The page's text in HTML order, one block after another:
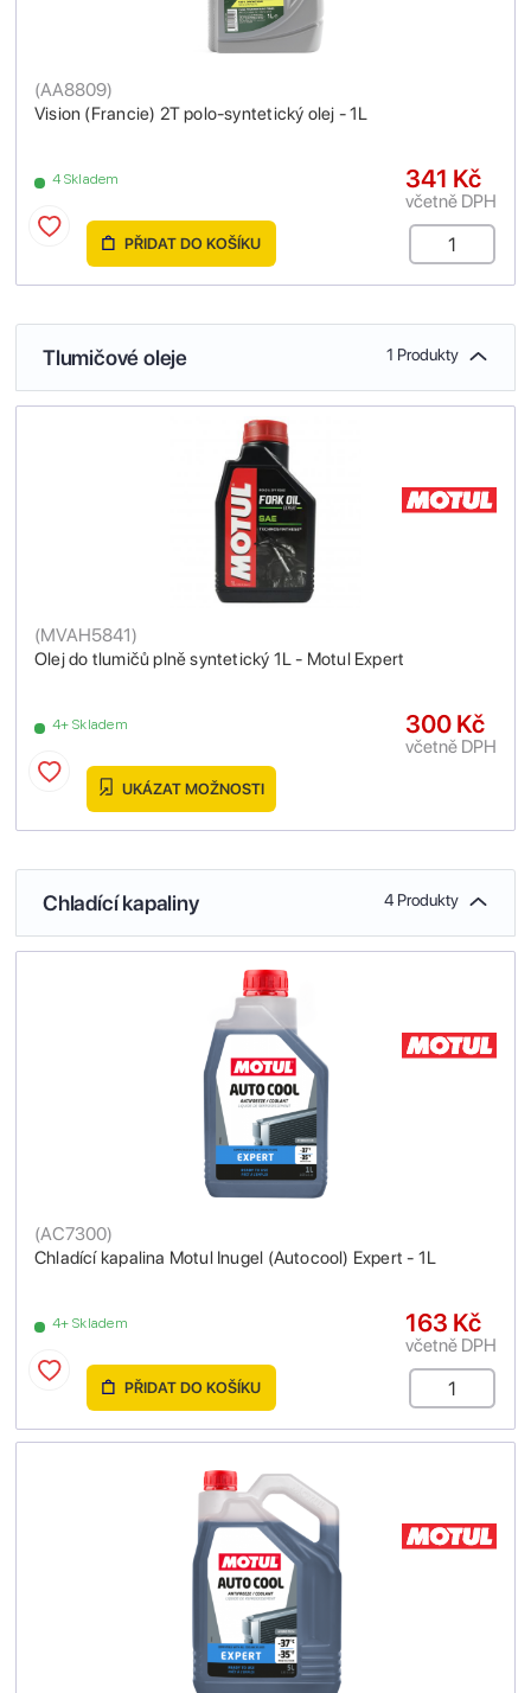
Vision (Francie) 2T polo-syntetický olej - 1L
(AA8809)
4 Skladem 341 Kč
včetně DPH
PŘIDAT DO KOŠÍKU
Tlumičové oleje 1 Produkty
Olej do tlumičů plně syntetický 1L - Motul Expert
(MVAH5841)
4+ Skladem 300 Kč
včetně DPH
UKÁZAT MOŽNOSTI
Chladící kapaliny 4 Produkty
Chladící kapalina Motul Inugel (Autocool) Expert - 1L
(AC7300)
4+ Skladem 163 Kč
včetně DPH
PŘIDAT DO KOŠÍKU